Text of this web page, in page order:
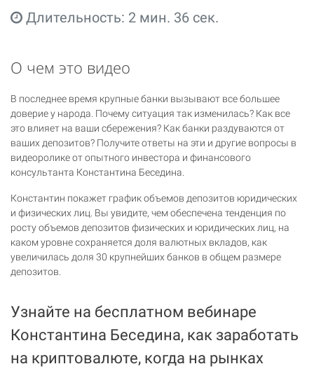
Длительность: 2 мин. 36 сек.
О чем это видео
В последнее время крупные банки вызывают все большее
доверие у народа. Почему ситуация так изменилась? Как все
это влияет на ваши сбережения? Как банки раздуваются от
ваших депозитов? Получите ответы на эти и другие вопросы в
видеоролике от опытного инвестора и финансового
консультанта Константина Беседина.
Константин покажет график объемов депозитов юридических
и физических лиц. Вы увидите, чем обеспечена тенденция по
росту объемов депозитов физических и юридических лиц, на
каком уровне сохраняется доля валютных вкладов, как
увеличилась доля 30 крупнейших банков в общем размере
депозитов.
Узнайте на бесплатном вебинаре
Константина Беседина, как заработать
на криптовалюте, когда на рынках